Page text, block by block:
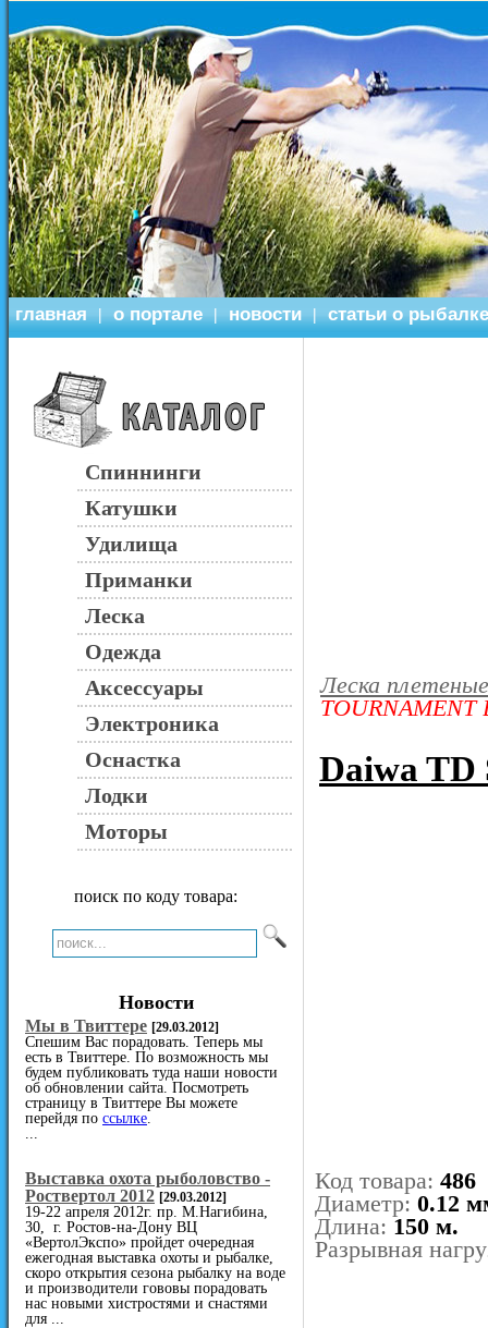
главная | о портале | новости | статьи о рыбалке
Спиннинги
Катушки
Удилища
Приманки
Леска
Одежда
Аксессуары
Электроника
Оснастка
Лодки
Моторы
поиск по коду товара:
Новости
Мы в Твиттере [29.03.2012]
Спешим Вас порадовать. Теперь мы
есть в Твиттере. По возможность мы
будем публиковать туда наши новости
об обновлении сайта. Посмотреть
страницу в Твиттере Вы можете
перейдя по ссылке
Выставка охота рыболовство -
Роствертол 2012 [29.03.2012]
19-22 апреля 2012г. пр. М.Нагибина,
30, г. Ростов-на-Дону ВЦ
«ВертолЭкспо» пройдет очередная
ежегодная выставка охоты и рыбалке,
скоро открытия сезона рыбалку на воде
и производители гововы порадовать
нас новыми хистростями и снастями
для ...
Леска
TOURNAMENT
Daiwa TD
Код товара: 486
Диаметр: 0.12
Длина:150 м.
Разрывная